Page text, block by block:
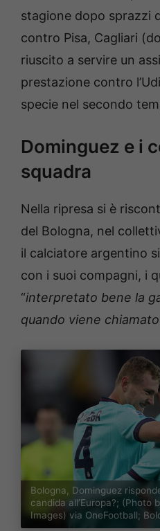
stagione dopo sprazzi
contro Pisa, Cagliari
riuscito a servire un
prestazione contro
specie nel secondo
Dominguez e i
squadra
Nella ripresa si è
del Bologna, nel
il calciatore argentino
con i suoi compagni, i
“interpretato bene la
quando viene
Bologna, Dominguez
candida all’Europa?; (Photo
Images) via OneFootball;